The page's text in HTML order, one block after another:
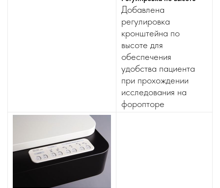
Добавлена
регулировка
кронштейна по
высоте для
обеспечения
удобства пациента
при прохождении
исследования на
форопторе